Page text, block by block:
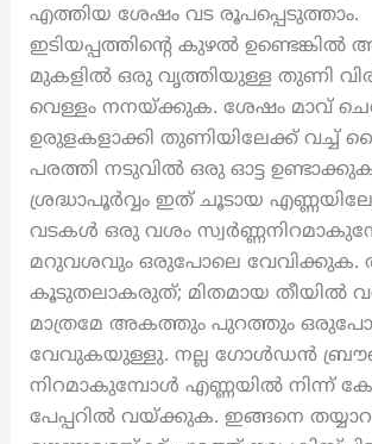
എത്തിയ ശേഷം വട രൂപപ്പെടുത്താം.
ഇടിയപ്പത്തിന്റെ കുഴൽ ഉണ്ടെങ്കിൽ
മുകളിൽ ഒരു വൃത്തിയുള്ള തുണി
വെള്ളം നനയ്ക്കുക. ശേഷം മാവ്
ഉരുളകളാക്കി തുണിയിലേക്ക് വച്ച്
പരത്തി നടുവിൽ ഒരു ഓട്ട
ശ്രദ്ധാപൂർവ്വം ഇത് ചൂടായ
വടകൾ ഒരു വശം
മറുവശവും ഒരുപോലെ വേവിക്കുക.
കൂടുതലാകരുത്; മിതമായ തീയിൽ
മാത്രമേ അകത്തും പുറത്തും
വേവുകയുള്ളു. നല്ല ഗോൾഡൻ
നിറമാകുമ്പോൾ എണ്ണയിൽ നിന്ന്
പേപ്പറിൽ വയ്ക്കുക. ഇങ്ങനെ